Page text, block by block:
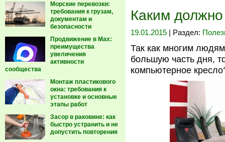
Морские перевозки:
требования к грузам,
документам и
безопасности
Продвижение в Max:
преимущества
увеличения
активности
сообщества
Монтаж пластикового
окна: требования к
установке и основные
этапы работ
Засор в раковине: как
быстро устранить и не
допустить повторения
Каким
19.01.2015 | Раздел:
Так как многим
большую часть дня,
компьютерное